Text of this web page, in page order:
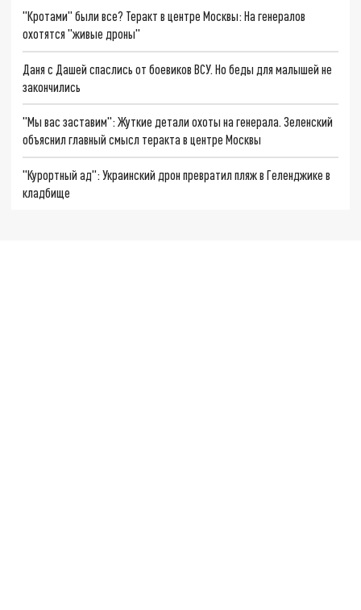
"Кротами" были все? Теракт в центре Москвы: На генералов
охотятся "живые дроны"
Даня с Дашей спаслись от боевиков ВСУ. Но беды для малышей не
закончились
"Мы вас заставим": Жуткие детали охоты на генерала. Зеленский
объяснил главный смысл теракта в центре Москвы
"Курортный ад": Украинский дрон превратил пляж в Геленджике в
кладбище